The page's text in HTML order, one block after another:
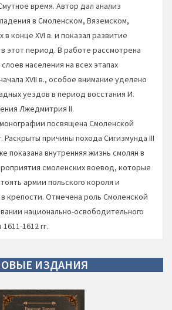
время. Автор дал анализ
в Смоленском, Вяземском,
в конце XVI в. и показал развитие
этот период. В работе рассмотрена
населения на всех этапах
XVII в., особое внимание уделено
уездов в период восстания И.
Лжедмитрия II.
посвящена Смоленской
Раскрыты причины похода Сигизмунда III
показана внутренняя жизнь смолян в
смоленских воевод, которые
армии польского короля и
крепости. Отмечена роль Смоленской
национально-освободительного
1612 гг.
ИЗДАНИЯ